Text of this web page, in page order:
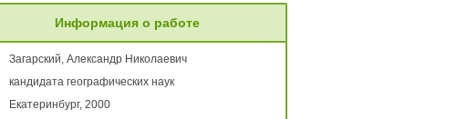
Информация о работе
Загарский, Александр Николаевич
кандидата географических наук
Екатеринбург, 2000